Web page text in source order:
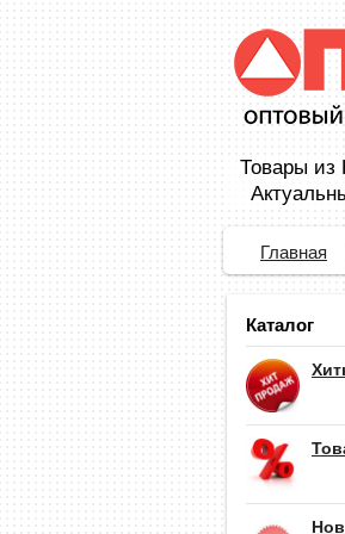
Товары из
Главная
Каталог